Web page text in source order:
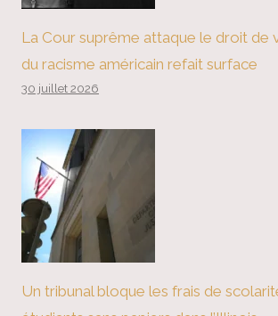
La Cour suprême attaque le droit de
du racisme américain refait surface
30 juillet 2026
Un tribunal bloque les frais de